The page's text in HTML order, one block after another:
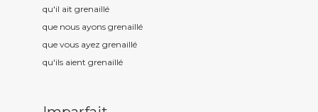
qu'il ait grenaillé
que nous ayons grenaillé
que vous ayez grenaillé
qu'ils aient grenaillé